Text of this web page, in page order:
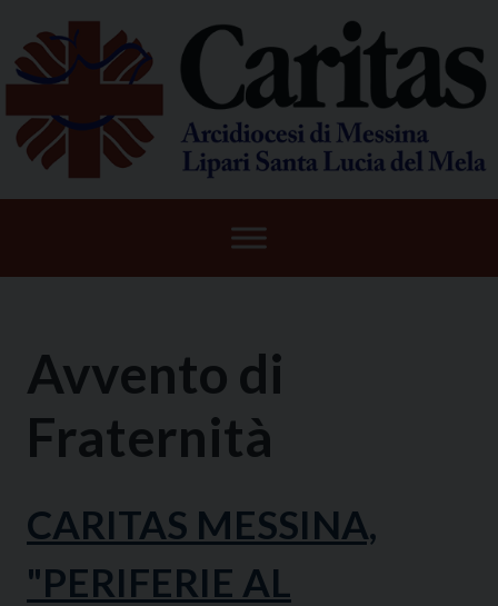
content
Avvento di
Fraternità
CARITAS MESSINA,
"PERIFERIE AL